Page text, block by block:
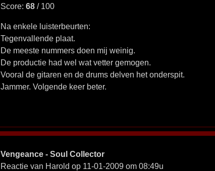
Score: 68/ 100
Na enkele luisterbeurten:
Tegenvallende plaat.
De meeste nummers doen mij weinig.
De productie had wel wat vetter gemogen.
Vooral de gitaren en de drums delven het onderspit.
Jammer. Volgende keer beter.
Vengeance - Soul Collector
Reactie van Harold op 11-01-2009 om 08:49u